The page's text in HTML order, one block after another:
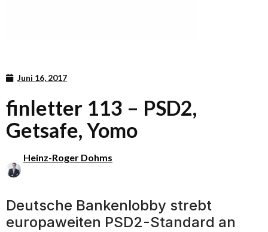
Juni 16, 2017
finletter 113 – PSD2,
Getsafe, Yomo
Heinz-Roger Dohms
Deutsche Bankenlobby strebt
europaweiten PSD2-Standard an